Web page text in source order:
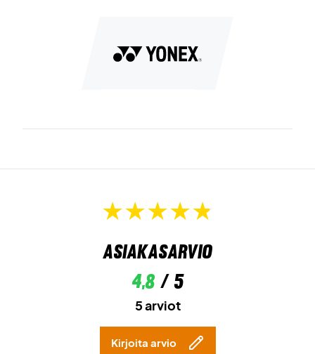
Asiakasarvio
4,8 / 5
5 arviot
Kirjoita arvio